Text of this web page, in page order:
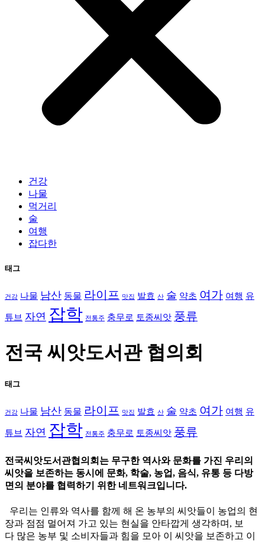
건강
나물
먹거리
술
여행
잡다한
태그
건강 나물 남산 동물 라이프 맛집 발효 산 술 약초 여가 여행 유
튜브 자연 잡학 전통주 충무로 토종씨앗 풍류
전국 씨앗도서관 협의회
태그
건강 나물 남산 동물 라이프 맛집 발효 산 술 약초 여가 여행 유
튜브 자연 잡학 전통주 충무로 토종씨앗 풍류
전국씨앗도서관협의회는 무구한 역사와 문화를 가진 우리의
씨앗을 보존하는 동시에 문화, 학술, 농업, 음식, 유통 등 다방
면의 분야를 협력하기 위한 네트워크입니다.
우리는 인류와 역사를 함께 해 온 농부의 씨앗들이 농업의 현
장과 점점 멀어져 가고 있는 현실을 안타깝게 생각하며, 보
다 많은 농부 및 소비자들과 힘을 모아 이 씨앗을 보존하고 이